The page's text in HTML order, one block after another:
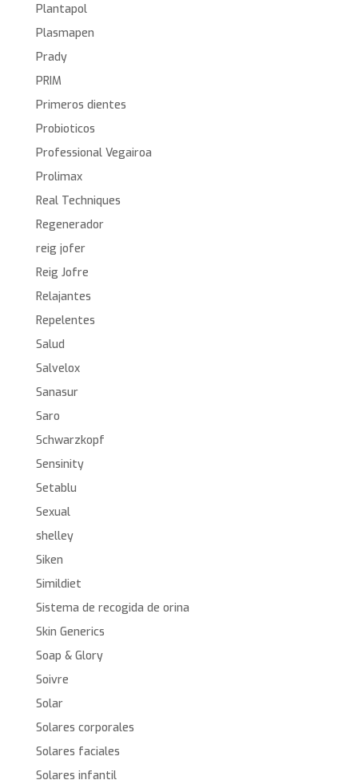
Plantapol
Plasmapen
Prady
PRIM
Primeros dientes
Probioticos
Professional Vegairoa
Prolimax
Real Techniques
Regenerador
reig jofer
Reig Jofre
Relajantes
Repelentes
Salud
Salvelox
Sanasur
Saro
Schwarzkopf
Sensinity
Setablu
Sexual
shelley
Siken
Simildiet
Sistema de recogida de orina
Skin Generics
Soap & Glory
Soivre
Solar
Solares corporales
Solares faciales
Solares infantil